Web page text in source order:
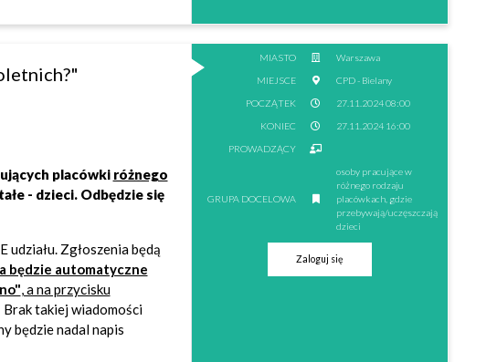
placówki różnego
- dzieci. Odbędzie się
udziału. Zgłoszenia będą
będzie automatyczne
, a na przycisku
takiej wiadomości
będzie nadal napis
MIASTO Warszawa
MIEJSCE CPD - Bielany
POCZĄTEK 27.11.2024 08:00
KONIEC 27.11.2024 16:00
PROWADZĄCY
GRUPA DOCELOWA
osoby pracujące w
różnego rodzaju
placówkach, gdzie
przebywają/uczęszczają
dzieci
Zaloguj się